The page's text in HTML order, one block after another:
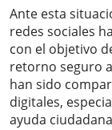
Ante esta
redes sociales
con el objetivo
retorno seguro
han sido
digitales,
ayuda